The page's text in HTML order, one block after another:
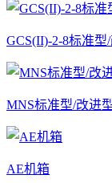
GCS(II)-2-8标准
MNS标准型/改进
AE机箱